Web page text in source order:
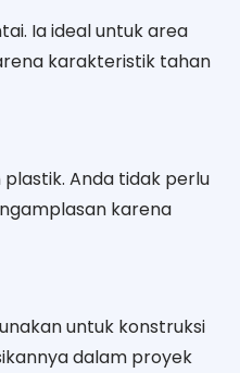
Ia ideal untuk area
karakteristik tahan
Anda tidak perlu
karena
untuk konstruksi
dalam proyek